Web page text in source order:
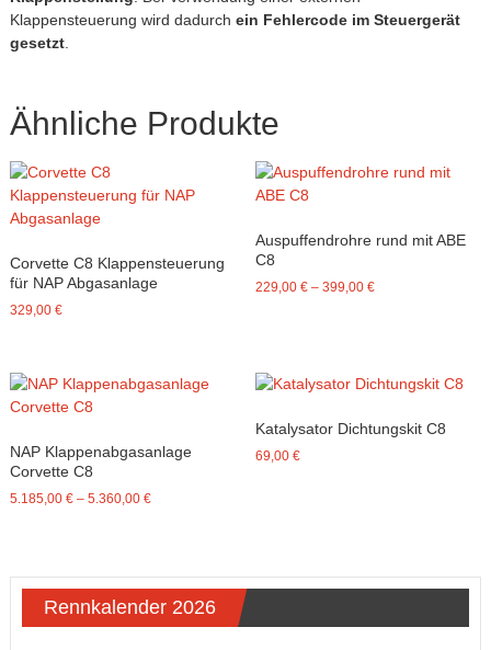
Klappensteuerung wird dadurch ein Fehlercode im Steuergerät
gesetzt.
Ähnliche Produkte
Corvette C8 Klappensteuerung
für NAP Abgasanlage
329,00 €
Auspuffendrohre rund mit ABE
C8
229,00 €– 399,00 €
NAP Klappenabgasanlage
Corvette C8
5.185,00 €– 5.360,00 €
Katalysator Dichtungskit C8
69,00 €
Rennkalender 2026